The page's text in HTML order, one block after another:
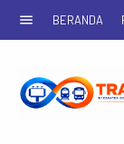
menu BERANDA